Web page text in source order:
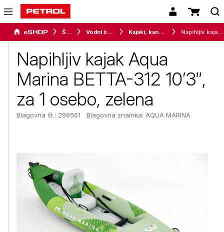
Šport Vodni športi Kajaki, kanuji in katamarani
Napihljiv kajak Aqua
Marina BETTA-312 10’3″,
za 1 osebo, zelena
Blagovna št.: 299561 Blagovna znamka: AQUA MARINA